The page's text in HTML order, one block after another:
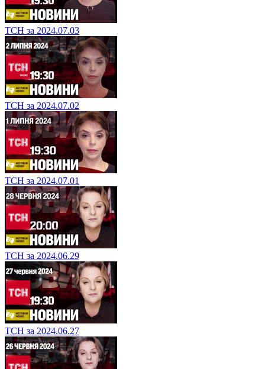
ТСН за 2024.07.03
ТСН за 2024.07.02
ТСН за 2024.07.01
ТСН за 2024.06.29
ТСН за 2024.06.27